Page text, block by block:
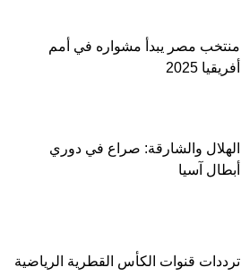
منتخب مصر يبدأ مشواره في أمم
أفريقيا 2025
الهلال والشارقة: صراع في دوري
أبطال آسيا
ترددات قنوات الكأس القطرية الرياضية